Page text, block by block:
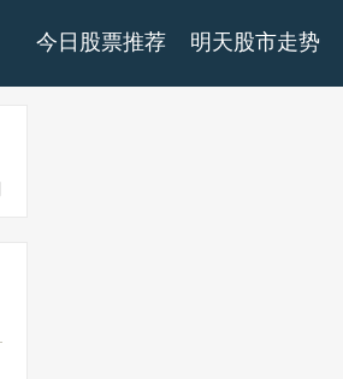
今日股票推荐 明天股市走势